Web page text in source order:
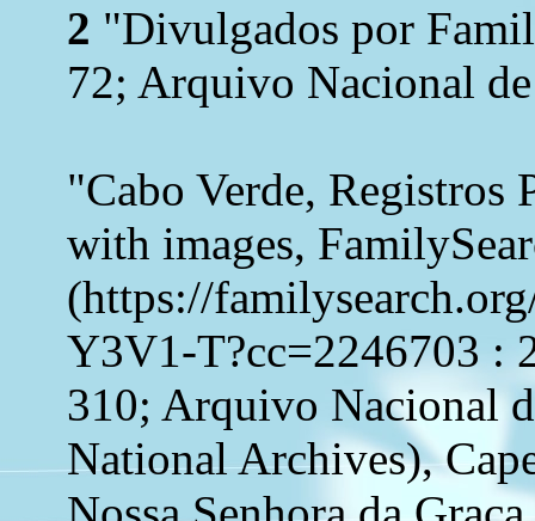
2 "Divulgados por
72; Arquivo Nacional
"Cabo Verde, Registros
with images,
(https://
Y3V1-T?cc=2246703 :
310; Arquivo Nacional
National Archives),